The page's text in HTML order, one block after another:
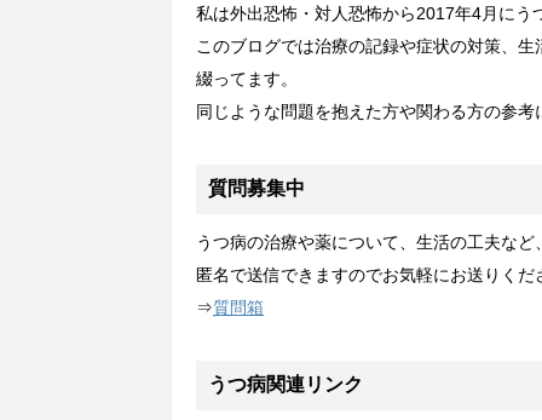
私は外出恐怖・対人恐怖から2017年4月にう
このブログでは治療の記録や症状の対策、
綴ってます。
同じような問題を抱えた方や関わる方の参考
質問募集中
うつ病の治療や薬について、生活の工夫な
匿名で送信できますのでお気軽にお送りくだ
⇒質問箱
うつ病関連リンク